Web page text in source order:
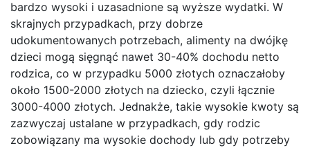
bardzo wysoki i uzasadnione są wyższe wydatki. W
skrajnych przypadkach, przy dobrze
udokumentowanych potrzebach, alimenty na dwójkę
dzieci mogą sięgnąć nawet 30-40% dochodu netto
rodzica, co w przypadku 5000 złotych oznaczałoby
około 1500-2000 złotych na dziecko, czyli łącznie
3000-4000 złotych. Jednakże, takie wysokie kwoty są
zazwyczaj ustalane w przypadkach, gdy rodzic
zobowiązany ma wysokie dochody lub gdy potrzeby